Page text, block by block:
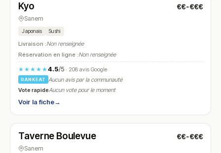
N° 14
Kyo €€-€€€
Sanem
Japonais Sushi
Livraison :Non renseignée
Réservation en ligne :Non renseignée
★★★★★4.5/5· 208 avis Google
RANKEAT
Aucun avis par la communauté
Vote rapideAucun vote pour le moment
Voir la fiche→
N° 15
Taverne Boulevue €€-€€€
Sanem